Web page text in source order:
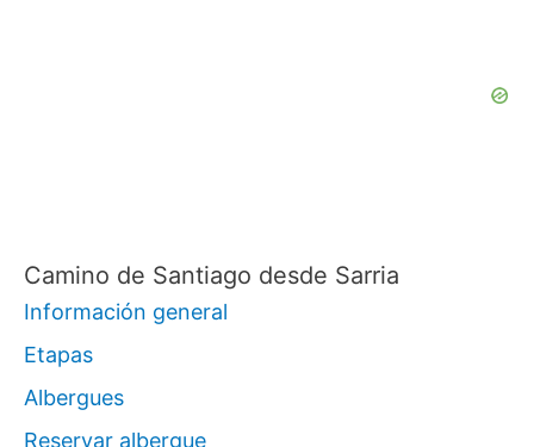
Camino de Santiago desde Sarria
Información general
Etapas
Albergues
Reservar albergue